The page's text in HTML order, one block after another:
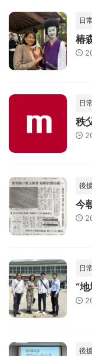
日
椿
日
秩
後
今
日
“
後